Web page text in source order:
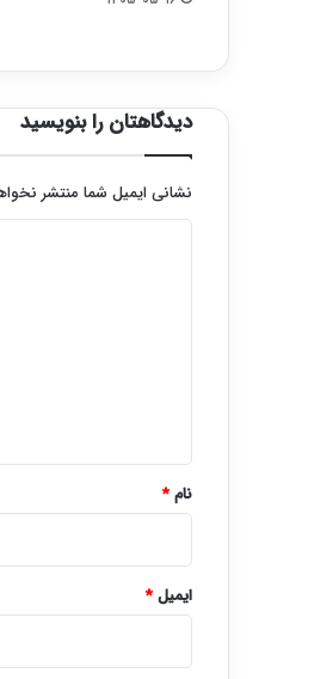
دیدگاهتان را بنویسید
نشانی ایمیل شما منتشر
نام*
ایمیل*